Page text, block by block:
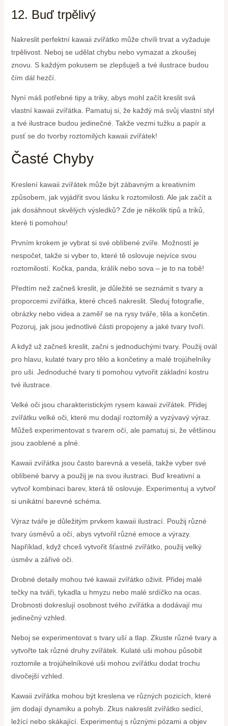
12. Buď trpělivý
Nakreslit perfektní kawaii zvířátko může chvíli trvat a vyžaduje
trpělivost. Neboj se udělat chybu nebo vymazat a zkoušej
znovu. S každým pokusem se zlepšuješ a tvé ilustrace budou
čím dál hezčí.
Nyní máš potřebné tipy a triky, abys mohl začít kreslit svá
vlastní kawaii zvířátka. Pamatuj si, že každý má svůj vlastní styl
a tvé ilustrace budou jedinečné. Takže vezmi tužku a papír a
pusť se do tvorby roztomilých kawaii zvířátek!
Časté Chyby
Kreslení kawaii zvířátek může být zábavným a kreativním
způsobem, jak vyjádřit svou lásku k roztomilosti. Ale jak začít a
jak dosáhnout skvělých výsledků? Zde je několik tipů a triků,
které ti pomohou!
Prvním krokem je vybrat si své oblíbené zvíře. Možností je
nespočet, takže si vyber to, které tě oslovuje nejvíce svou
roztomilostí. Kočka, panda, králík nebo sova – je to na tobě!
Předtím než začneš kreslit, je důležité se seznámit s tvary a
proporcemi zvířátka, které chceš nakreslit. Sleduj fotografie,
obrázky nebo videa a zaměř se na rysy tváře, těla a končetin.
Pozoruj, jak jsou jednotlivé části propojeny a jaké tvary tvoří.
A když už začneš kreslit, začni s jednoduchými tvary. Použij ovál
pro hlavu, kulaté tvary pro tělo a končetiny a malé trojúhelníky
pro uši. Jednoduché tvary ti pomohou vytvořit základní kostru
tvé ilustrace.
Velké oči jsou charakteristickým rysem kawaii zvířátek. Přidej
zvířátku velké oči, které mu dodají roztomilý a vyzývavý výraz.
Můžeš experimentovat s tvarem očí, ale pamatuj si, že většinou
jsou zaoblené a plné.
Kawaii zvířátka jsou často barevná a veselá, takže vyber své
oblíbené barvy a použij je na svou ilustraci. Buď kreativní a
vytvoř kombinaci barev, která tě oslovuje. Experimentuj a vytvoř
si unikátní barevné schéma.
Výraz tváře je důležitým prvkem kawaii ilustrací. Použij různé
tvary úsměvů a očí, abys vytvořil různé emoce a výrazy.
Například, když chceš vytvořit šťastné zvířátko, použij velký
úsměv a zářivé oči.
Drobné detaily mohou tvé kawaii zvířátko oživit. Přidej malé
tečky na tváři, tykadla u hmyzu nebo malé srdíčko na ocas.
Drobnosti dokreslují osobnost tvého zvířátka a dodávají mu
jedinečný vzhled.
Neboj se experimentovat s tvary uší a tlap. Zkuste různé tvary a
vytvořte tak různé druhy zvířátek. Kulaté uši mohou působit
roztomile a trojúhelníkové uši mohou zvířátku dodat trochu
divočejší vzhled.
Kawaii zvířátka mohou být kreslena ve různých pozicích, které
jim dodají dynamiku a pohyb. Zkus nakreslit zvířátko sedící,
ležící nebo skákající. Experimentuj s různými pózami a objev